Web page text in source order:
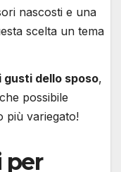
nascosti e una
scelta un tema
i gusti dello sposo,
possibile
più variegato!
per